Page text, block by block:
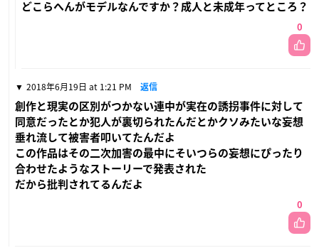
どこらへんがモデルなんですか？成人と未成年ってところ？
0
2018年6月19日 at 1:21 PM 返信
創作と現実の区別がつかない連中が実在の誘拐事件に対して
同意だったとか犯人が裏切られたんだとかクソみたいな妄想
垂れ流して被害者叩いてたんだよ
この作品はその二次加害の最中にそいつらの妄想にぴったり
合わせたようなストーリーで発表された
だから批判されてるんだよ
0